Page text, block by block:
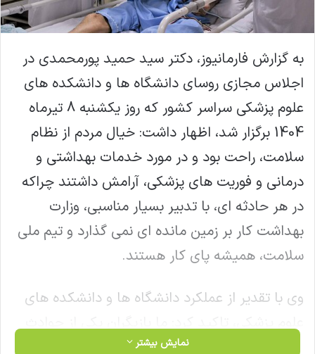
به گزارش فارمانیوز، دکتر سید حمید پورمحمدی در
اجلاس مجازی روسای دانشگاه ها و دانشکده های
علوم پزشکی سراسر کشور که روز یکشنبه 8 تیرماه
1404 برگزار شد، اظهار داشت: خیال مردم از نظام
سلامت، راحت بود و در مورد خدمات بهداشتی و
درمانی و فوریت های پزشکی، آرامش داشتند چراکه
در هر حادثه ای، با تدبیر بسیار مناسبی، وزارت
بهداشت کار بر زمین مانده ای نمی گذارد و تیم ملی
سلامت، همیشه پای کار هستند.
وی با تقدیر از عملکرد دانشگاه ها و دانشکده های
علوم پزشکی، تاکید کرد: ما بازیگران یکی از حوادث
مهم تاریخ چند هزار ساله ایران هستیم آیندگان در
نمایش بیشتر